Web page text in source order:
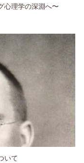
心理学の深淵へ〜
いて